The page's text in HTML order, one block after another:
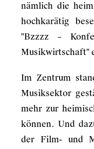
nämlich die
hochkarätig
"Bzzzz –
Musikwirtschaft"
Im Zentrum
Musiksektor
mehr zur
können. Und
der Film- und